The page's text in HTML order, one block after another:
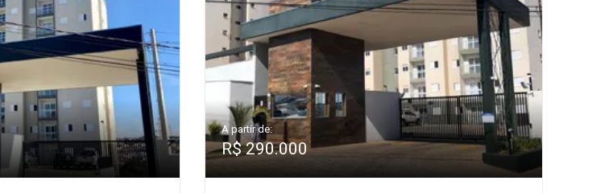
A partir de:
R$ 290.000